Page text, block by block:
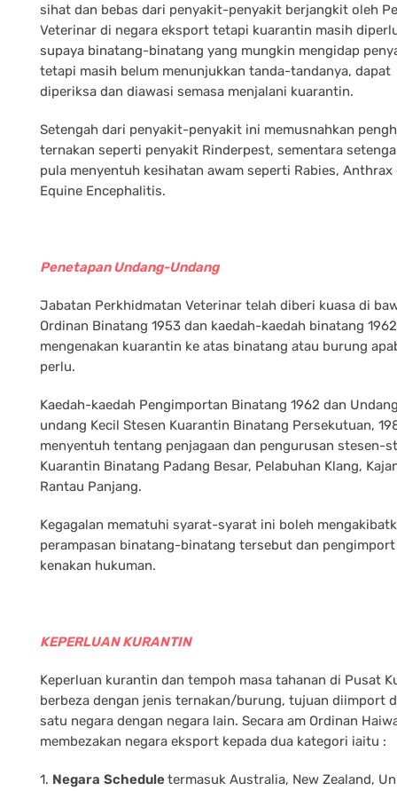
sihat dan bebas dari penyakit-penyakit berjangkit oleh
Veterinar di negara eksport tetapi kuarantin masih
supaya binatang-binatang yang mungkin mengidap
tetapi masih belum menunjukkan tanda-tandanya, dapat
diperiksa dan diawasi semasa menjalani kuarantin.
Setengah dari penyakit-penyakit ini memusnahkan
ternakan seperti penyakit Rinderpest, sementara
pula menyentuh kesihatan awam seperti Rabies, Anthrax
Equine Encephalitis.
Penetapan Undang-Undang
Jabatan Perkhidmatan Veterinar telah diberi kuasa di
Ordinan Binatang 1953 dan kaedah-kaedah binatang
mengenakan kuarantin ke atas binatang atau burung
perlu.
Kaedah-kaedah Pengimportan Binatang 1962 dan
undang Kecil Stesen Kuarantin Binatang Persekutuan,
menyentuh tentang penjagaan dan pengurusan stesen-
Kuarantin Binatang Padang Besar, Pelabuhan Klang,
Rantau Panjang.
Kegagalan mematuhi syarat-syarat ini boleh
perampasan binatang-binatang tersebut dan
kenakan hukuman.
KEPERLUAN KURANTIN
Keperluan kurantin dan tempoh masa tahanan di Pusat
berbeza dengan jenis ternakan/burung, tujuan diimport
satu negara dengan negara lain. Secara am Ordinan
membezakan negara eksport kepada dua kategori iaitu :
1. Negara Scheduletermasuk Australia, New Zealand,